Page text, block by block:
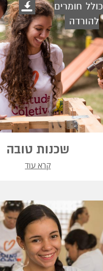
כולל חומרים
להורדה
שכנות טובה
קרא עוד